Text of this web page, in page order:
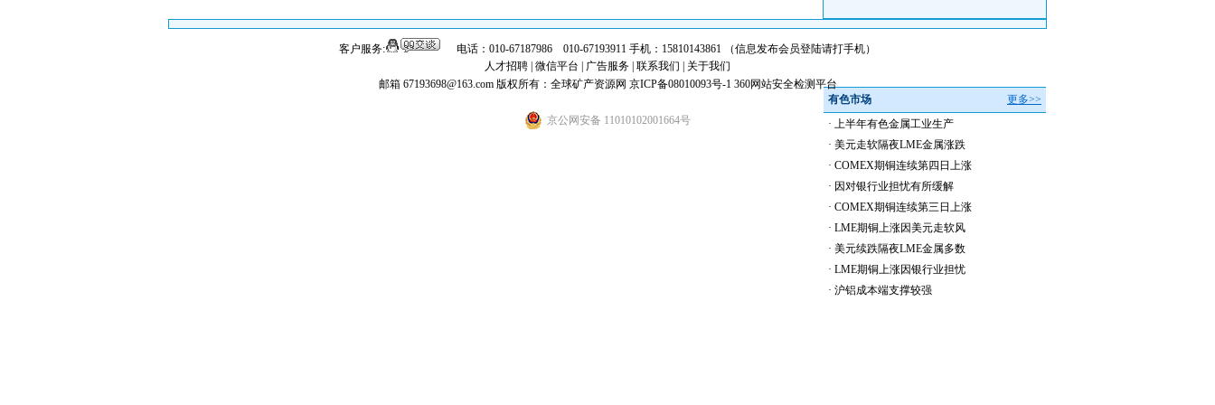
有色市场
更多>>
· 上半年有色金属工业生产
· 美元走软隔夜LME金属涨跌
· COMEX期铜连续第四日上涨
· 因对银行业担忧有所缓解
· COMEX期铜连续第三日上涨
· LME期铜上涨因美元走软风
· 美元续跌隔夜LME金属多数
· LME期铜上涨因银行业担忧
· 沪铝成本端支撑较强
客户服务:
电话：010-67187986 010-67193911 手机：15810143861 （信息发布会员登陆请打手机）
人才招聘 微信平台 广告服务 联系我们
关于我们
邮箱 67193698@163.com 版权所有：全球矿产资源网 京ICP备08010093号-1 360网站安全检测平台
京公网安备 11010102001664号